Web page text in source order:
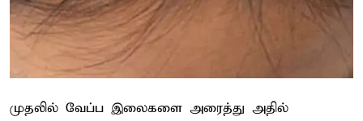
முதலில் வேப்ப இலைகளை அரைத்து அதில்